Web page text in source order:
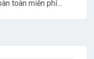
toàn miễn phí